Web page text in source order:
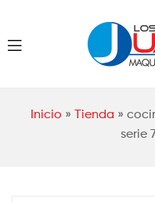
Los
Inicio » Tienda »
serie
Los